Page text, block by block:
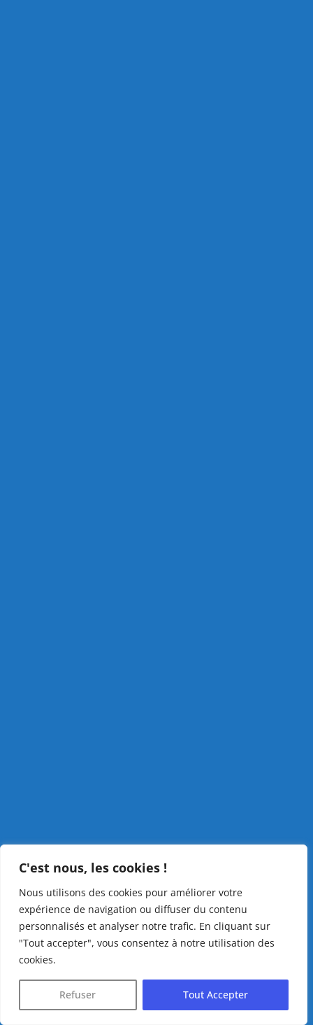
C'est nous, les cookies !
Nous utilisons des cookies pour améliorer votre
expérience de navigation ou diffuser du contenu
personnalisés et analyser notre trafic. En cliquant sur
"Tout accepter", vous consentez à notre utilisation des
cookies.
Refuser Tout Accepter